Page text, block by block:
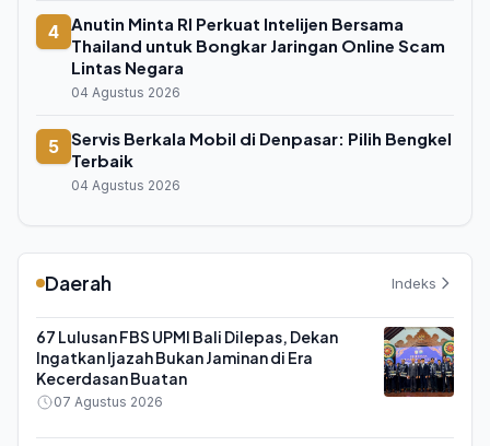
4 Anutin Minta RI Perkuat Intelijen Bersama
Thailand untuk Bongkar Jaringan Online Scam
Lintas Negara
04 Agustus 2026
5 Servis Berkala Mobil di Denpasar: Pilih Bengkel
Terbaik
04 Agustus 2026
Daerah Indeks
67 Lulusan FBS UPMI Bali Dilepas, Dekan
Ingatkan Ijazah Bukan Jaminan di Era
Kecerdasan Buatan
07 Agustus 2026